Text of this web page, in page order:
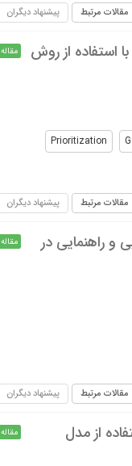
مقالات مرتبط پیشنهاد دیگران
استفاده از روش
مقاله
Prioritization
مقالات مرتبط پیشنهاد دیگران
و راهنمایی در
مقاله
مقالات مرتبط پیشنهاد دیگران
از مدل
مقاله